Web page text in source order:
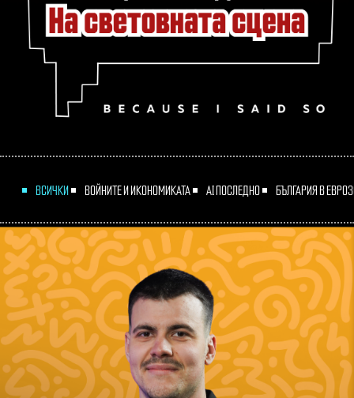
ВСИЧКИ ВОЙНИТЕ И ИКОНОМИКАТА AI ПОСЛЕДНО БЪЛГАРИЯ В